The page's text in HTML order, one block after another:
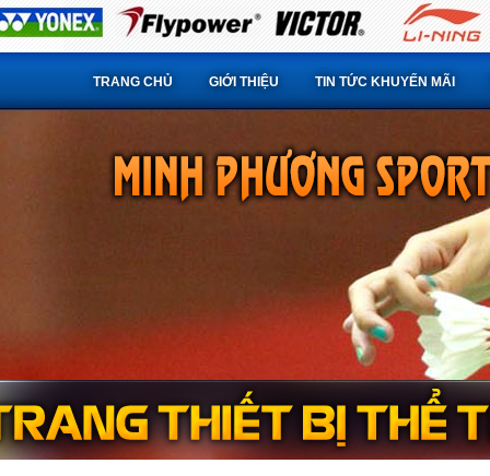
TRANG CHỦ GIỚI THIỆU TIN TỨC KHUYẾN MÃI